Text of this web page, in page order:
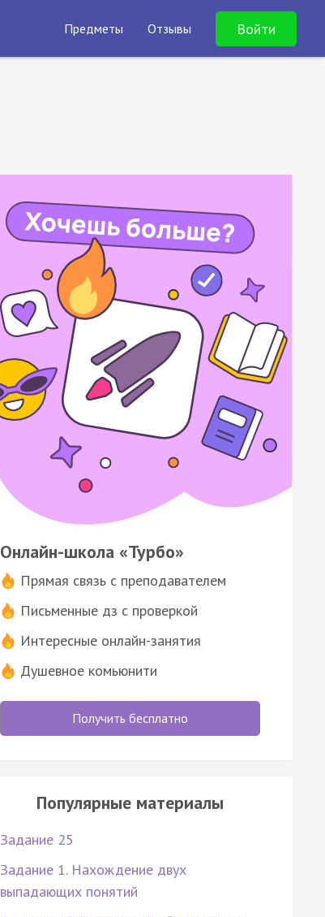
Предметы Отзывы Войти
Онлайн-школа «Турбо»
Прямая связь с преподавателем
Письменные дз с проверкой
Интересные онлайн-занятия
Душевное комьюнити
Получить бесплатно
Популярные материалы
Задание 25
Задание 1. Нахождение двух
выпадающих понятий